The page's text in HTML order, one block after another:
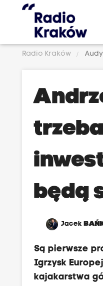
Radio Kraków
będą
Jacek
Są pierwsze
Igrzysk
kajakarstwa